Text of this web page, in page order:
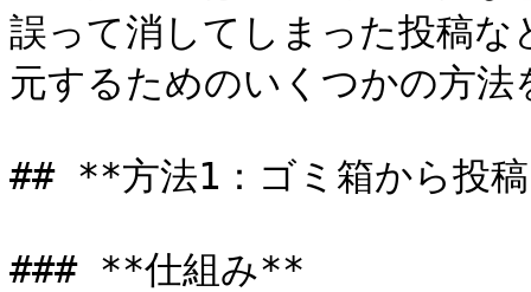
誤って消してしまった投稿
元するためのいくつかの方
## **方法1：ゴミ箱から投
### **仕組み**